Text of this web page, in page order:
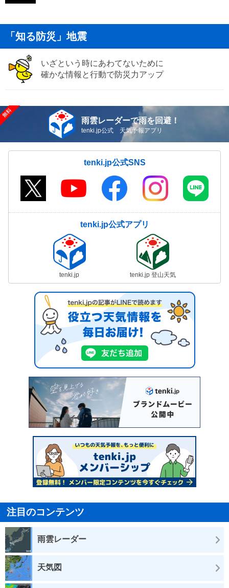
「知る防災」地震
いざという時にあわてないために
確かな情報と行動で防災力アップ
雨雲レーダーで雨を回避！
tenki.jp公式 天気予報アプリ
tenki.jp公式SNS
tenki.jp公式アプリ
tenki.jp tenki.jp 登山天気
注目のコンテンツ
雨雲レーダー
天気図